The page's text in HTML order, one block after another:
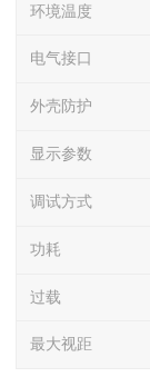
环境温度
电气接口
外壳防护
显示参数
调试方式
功耗
过载
最大视距